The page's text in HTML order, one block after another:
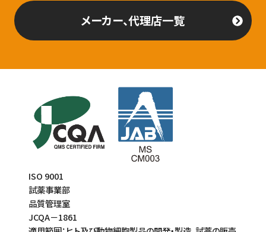
メーカー、代理店一覧
ISO 9001
試薬事業部
品質管理室
JCQA－1861